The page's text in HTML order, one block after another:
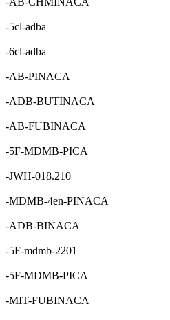
-5cl-adba
-6cl-adba
-AB-PINACA
-ADB-BUTINACA
-AB-FUBINACA
-5F-MDMB-PICA
-JWH-018.210
-MDMB-4en-PINACA
-ADB-BINACA
-5F-mdmb-2201
-5F-MDMB-PICA
-MIT-FUBINACA